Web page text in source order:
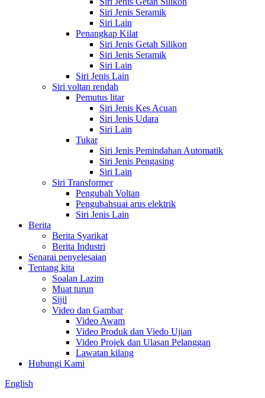
Siri Jenis Seramik
Siri Lain
Penangkap Kilat
Siri Jenis Getah Silikon
Siri Jenis Seramik
Siri Lain
Siri Jenis Lain
Siri voltan rendah
Pemutus litar
Siri Jenis Kes Acuan
Siri Jenis Udara
Siri Lain
Tukar
Siri Jenis Pemindahan Automatik
Siri Jenis Pengasing
Siri Lain
Siri Transformer
Pengubah Voltan
Pengubahsuai arus elektrik
Siri Jenis Lain
Berita
Berita Syarikat
Berita Industri
Senarai penyelesaian
Tentang kita
Soalan Lazim
Muat turun
Sijil
Video dan Gambar
Video Awam
Video Produk dan Viedo Ujian
Video Projek dan Ulasan Pelanggan
Lawatan kilang
Hubungi Kami
English